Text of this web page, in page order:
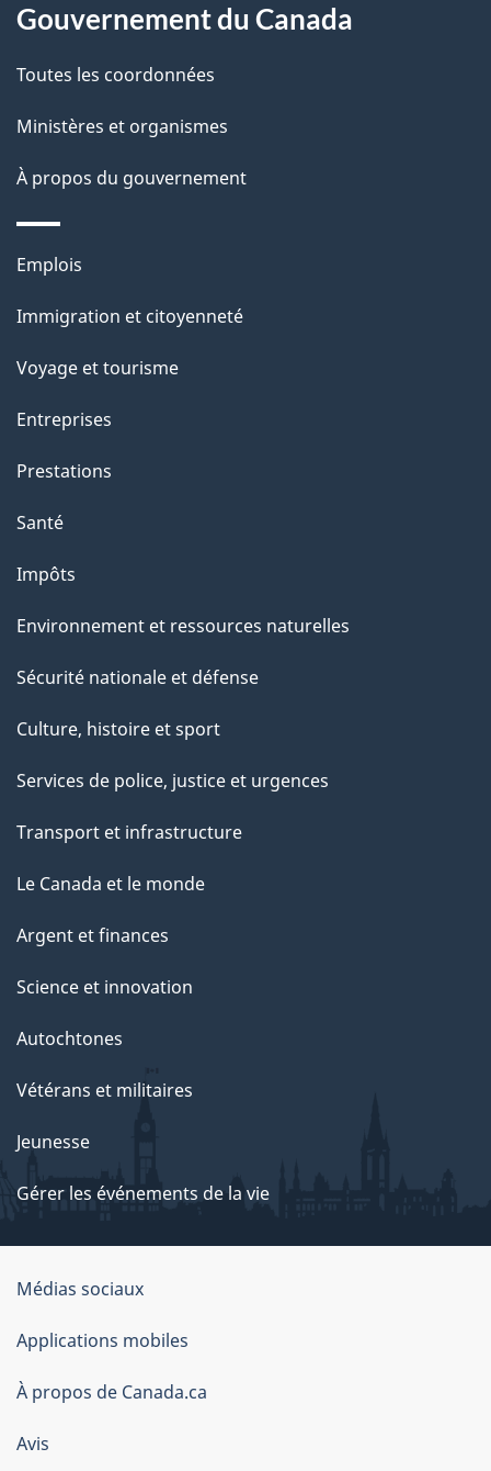
i
l
s
d
e
l
a
p
a
g
e
propos
de
ce
site
Gouvernement du Canada
Toutes les coordonnées
Ministères et organismes
À propos du gouvernement
Thèmes
sujets
Emplois
Immigration et citoyenneté
Voyage et tourisme
Entreprises
Prestations
Santé
Impôts
Environnement et ressources naturelles
Sécurité nationale et défense
Culture, histoire et sport
Services de police, justice et urgences
Transport et infrastructure
Le Canada et le monde
Argent et finances
Science et innovation
Autochtones
Vétérans et militaires
Jeunesse
Gérer les événements de la vie
Organisation
du
gouvernement
du
Canada
Médias sociaux
Applications mobiles
À propos de Canada.ca
Avis